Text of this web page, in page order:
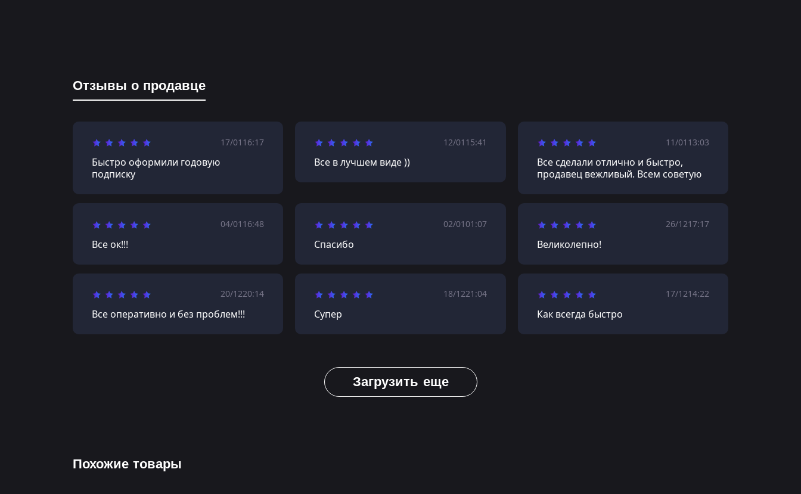
Отзывы о продавце
17/01 16:17
Быстро оформили годовую
подписку
12/01 15:41
Все в лучшем виде ))
11/01 13:03
Все сделали отлично и быстро,
продавец вежливый. Всем советую
04/01 16:48
Все ок!!!
02/0101:07
Спасибо
26/1217:17
Великолепно!
20/1220:14
Все оперативно и без проблем!!!
18/1221:04
Супер
17/1214:22
Как всегда быстро
Загрузить еще
Похожие товары